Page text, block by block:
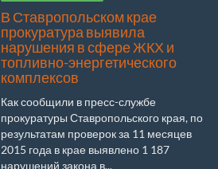
В Ставропольском крае
прокуратура выявила
нарушения в сфере ЖКХ и
топливно-энергетического
комплексов
Как сообщили в пресс-службе
прокуратуры Ставропольского края, по
результатам проверок за 11 месяцев
2015 года в крае выявлено 1 187
нарушений закона в...